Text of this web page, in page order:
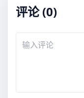
评论 (0)